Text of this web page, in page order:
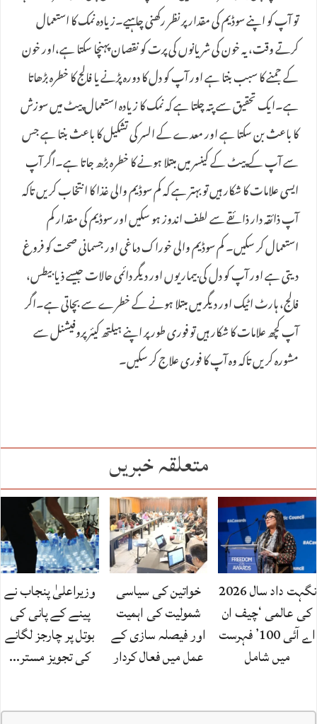
تو آپ کو اپنے سوڈیم کی مقدار پر نظر رکھنی چاہیے۔زیادہ نمک کا استعمال
کرتے وقت، یہ خون کی شریانوں کی پرت کو نقصان پہنچا سکتا ہے،اور خون
کے جمنے کا سبب بنتا ہے اور آپ کو دل کا دورہ پڑنے یا فالج کا خطرہ بڑھاتا
ہے۔ایک تحقیق سے پتہ چلتا ہے کہ نمک کا زیادہ استعمال پیٹ میں سوزش
کا باعث بن سکتا ہے اور معدے کے السر کی تشکیل کا باعث بنتا ہے جس
سے آپ کے پیٹ کے کینسر میں مبتلا ہونے کا خطرہ بڑھ جاتا ہے۔اگر آپ
ایسی علامات کا شکار ہیں تو بہتر ہے کہ کم سوڈیم والی غذا کا انتخاب کریں تاکہ
آپ ذائقہ دار ذائقے سے لطف اندوز ہو سکیں اور سوڈیم کی مقدار کم
استعمال کر سکیں۔ کم سوڈیم والی خوراک دماغی اور جسمانی صحت کو فروغ
دیتی ہے اور آپ کو دل کی بیماریوں اور دیگر دائمی حالات جیسے ذیابیطس،
فالج، ہارٹ اٹیک اور دیگر میں مبتلا ہونے کے خطرے سے بچاتی ہے۔اگر
آپ کچھ علامات کا شکار ہیں تو فوری طور پر اپنے ہیلتھ کیئر پروفیشنل سے
مشورہ کریں تاکہ وہ آپ کا فوری علاج کر سکیں۔
متعلقہ خبریں
نگہت داد سال 2026
کی عالمی ‘چیف ان
اے آئی 100’ فہرست
میں شامل
خواتین کی سیاسی
شمولیت کی اہمیت
اور فیصلہ سازی کے
عمل میں فعال کردار
وزیراعلیٰ پنجاب نے
پینے کے پانی کی
بوتل پر چارجز لگانے
کی تجویز مستر…